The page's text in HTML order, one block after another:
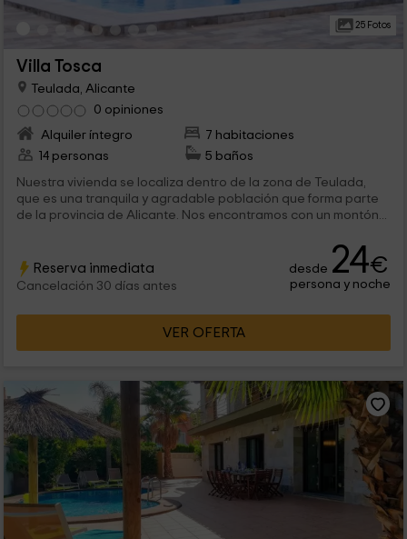
25 Fotos
Villa Tosca
Teulada, Alicante
0 opiniones
Alquiler íntegro
7 habitaciones
14 personas
5 baños
Nuestra vivienda se localiza dentro de la zona de Teulada,
que es una tranquila y agradable población que forma parte
de la provincia de Alicante. Nos encontramos con un montón...
Reserva inmediata
Cancelación 30 días antes
desde 24€
persona y noche
VER OFERTA